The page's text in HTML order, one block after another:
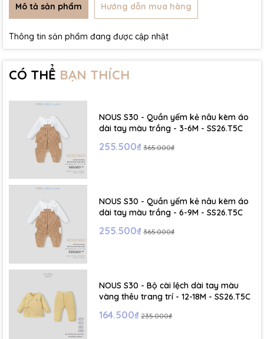
Mô tả sản phẩm Hướng dẫn mua hàng
Thông tin sản phẩm đang được cập nhật
CÓ THỂ BẠN THÍCH
NOUS S30 - Quần yếm kẻ nâu kèm áo
dài tay màu trắng - 3-6M - SS26.T5C
255.500₫ 365.000₫
NOUS S30 - Quần yếm kẻ nâu kèm áo
dài tay màu trắng - 6-9M - SS26.T5C
255.500₫ 365.000₫
NOUS S30 - Bộ cài lệch dài tay màu
vàng thêu trang trí - 12-18M - SS26.T5C
164.500₫ 235.000₫